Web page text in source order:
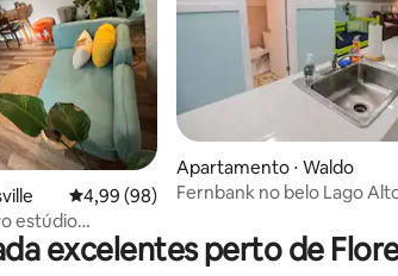
avaliações4,99 de uma avaliação média de 5, 98
4,99 (98)
estúdio
Apartamento ⋅ Waldo
Fernbank no belo Lago
excelentes perto de